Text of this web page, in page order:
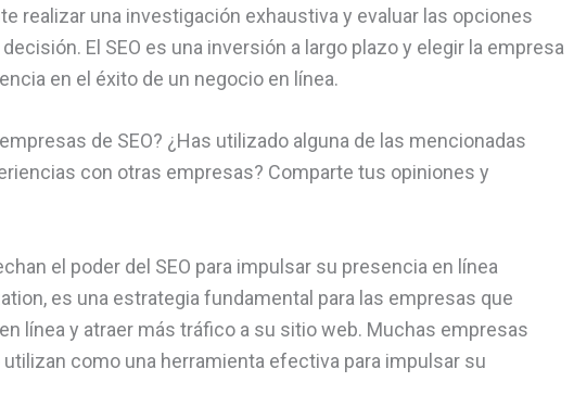
realizar una investigación exhaustiva y evaluar las opciones
El SEO es una inversión a largo plazo y elegir la empresa
en el éxito de un negocio en línea.
de SEO? ¿Has utilizado alguna de las mencionadas
con otras empresas? Comparte tus opiniones y
el poder del SEO para impulsar su presencia en línea
es una estrategia fundamental para las empresas que
línea y atraer más tráfico a su sitio web. Muchas empresas
utilizan como una herramienta efectiva para impulsar su